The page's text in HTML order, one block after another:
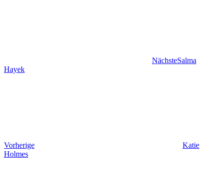
NächsteSalma
Hayek
Vorherige
Katie
Holmes